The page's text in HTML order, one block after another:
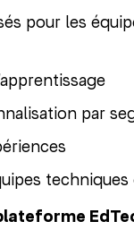
pour les
par